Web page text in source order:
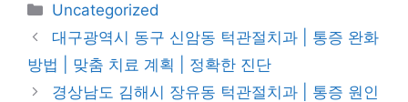
카
테
고
리
Uncategorized
대구광역시 동구 신암동 턱관절치과 | 통증 완화
방법 | 맞춤 치료 계획 | 정확한 진단
경상남도 김해시 장유동 턱관절치과 | 통증 원인